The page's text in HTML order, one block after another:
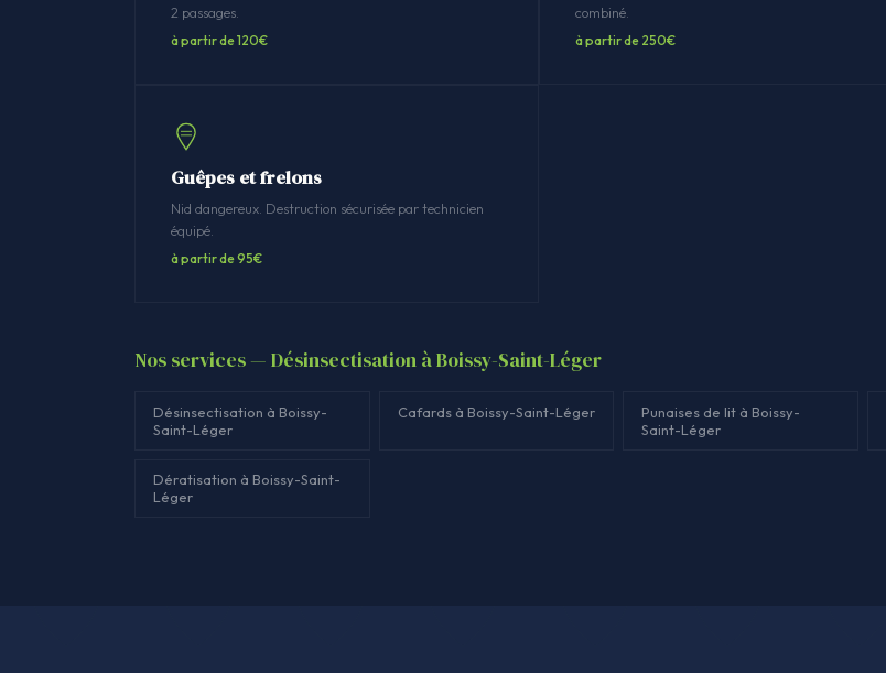
2 passages.
à partir de 120€
combiné.
à partir de 250€
Guêpes et frelons
Nid dangereux. Destruction sécurisée par technicien
équipé.
à partir de 95€
Nos services — Désinsectisation à Boissy-Saint-Léger
Désinsectisation à Boissy-
Saint-Léger
Cafards à Boissy-Saint-Léger
Punaises de lit à Boissy-
Saint-Léger
Dératisation à Boissy-Saint-
Léger